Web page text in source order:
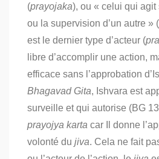
(prayojaka), ou « celui qui agit
ou la supervision d’un autre » (
est le dernier type d’acteur (
libre d’accomplir une action,
efficace sans l’approbation
Bhagavad Gita, Ishvara est
surveille et qui autorise (BG
prayojya karta car Il donne
volonté du jiva. Cela ne fait